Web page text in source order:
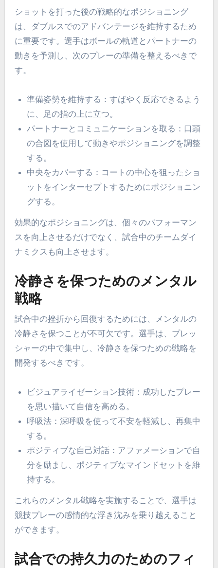
ショットを打った後の戦略的なポジショニング
は、ダブルスでのアドバンテージを維持するため
に重要です。選手はボールの軌道とパートナーの
動きを予測し、次のプレーの準備を整えるべきで
す。
準備姿勢を維持する：すばやく反応できるよう
に、足の指の上に立つ。
パートナーとコミュニケーションを取る：口頭
の合図を使用して動きやポジショニングを調整
する。
中央をカバーする：コートの中心を狙ったショ
ットをインターセプトするためにポジショニン
グする。
効果的なポジショニングは、個々のパフォーマン
スを向上させるだけでなく、試合中のチームダイ
ナミクスも向上させます。
冷静さを保つためのメンタル
戦略
試合中の挫折から回復するためには、メンタルの
冷静さを保つことが不可欠です。選手は、プレッ
シャーの中で集中し、冷静さを保つための戦略を
開発するべきです。
ビジュアライゼーション技術：成功したプレー
を思い描いて自信を高める。
呼吸法：深呼吸を使って不安を軽減し、再集中
する。
ポジティブな自己対話：アファメーションで自
分を励まし、ポジティブなマインドセットを維
持する。
これらのメンタル戦略を実施することで、選手は
競技プレーの感情的な浮き沈みを乗り越えること
ができます。
試合での持久力のためのフィ